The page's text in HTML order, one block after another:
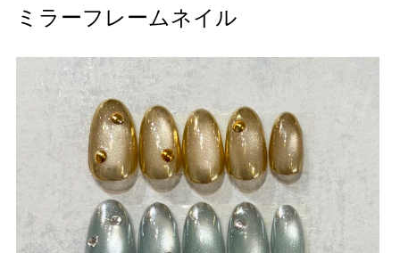
ミラーフレームネイル